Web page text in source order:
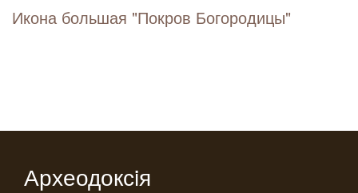
Икона большая "Покров Богородицы"
Археодоксiя